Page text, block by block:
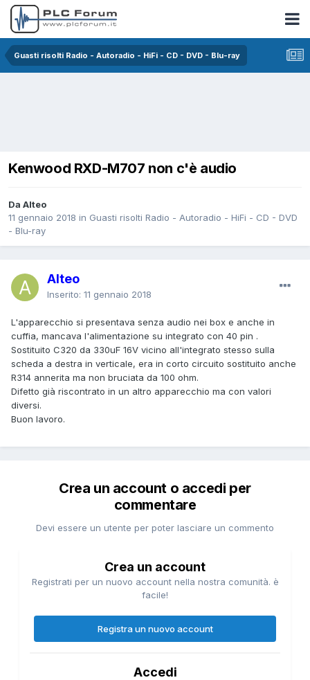
Guasti risolti Radio - Autoradio - HiFi - CD - DVD - Blu-ray
Kenwood RXD-M707 non c'è audio
Da Alteo
11 gennaio 2018 in Guasti risolti Radio - Autoradio - HiFi - CD - DVD
- Blu-ray
Alteo
Inserito: 11 gennaio 2018
L'apparecchio si presentava senza audio nei box e anche in
cuffia, mancava l'alimentazione su integrato con 40 pin .
Sostituito C320 da 330uF 16V vicino all'integrato stesso sulla
scheda a destra in verticale, era in corto circuito sostituito anche
R314 annerita ma non bruciata da 100 ohm.
Difetto già riscontrato in un altro apparecchio ma con valori
diversi.
Buon lavoro.
Crea un account o accedi per
commentare
Devi essere un utente per poter lasciare un commento
Crea un account
Registrati per un nuovo account nella nostra comunità. è
facile!
Registra un nuovo account
Accedi